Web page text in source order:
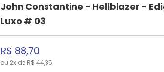
John Constantine - Hellblazer -
Luxo # 03
R$ 88,70
ou 2x de R$ 44,35